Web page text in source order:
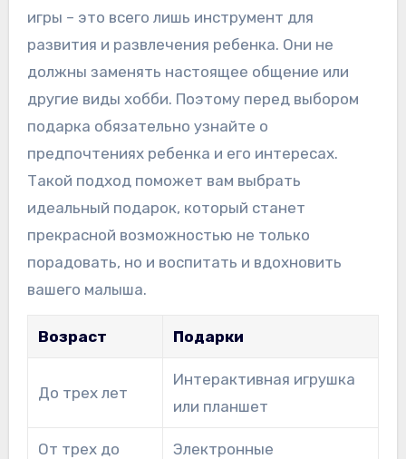
игры – это всего лишь инструмент для
развития и развлечения ребенка. Они не
должны заменять настоящее общение или
другие виды хобби. Поэтому перед выбором
подарка обязательно узнайте о
предпочтениях ребенка и его интересах.
Такой подход поможет вам выбрать
идеальный подарок, который станет
прекрасной возможностью не только
порадовать, но и воспитать и вдохновить
вашего малыша.
Возраст Подарки
До трех лет
Интерактивная игрушка
или планшет
От трех до
Электронные